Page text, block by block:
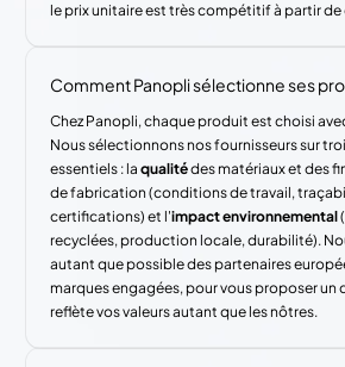
le prix unitaire est très compétitif à partir de
Comment Panopli sélectionne ses
Chez Panopli, chaque produit est choisi
Nous sélectionnons nos fournisseurs sur
essentiels : laqualitédes matériaux et des
de fabrication (conditions de travail,
certifications) et l'impact environnemental
recyclées, production locale, durabilité).
autant que possible des partenaires
marques engagées, pour vous proposer un
reflète vos valeurs autant que les nôtres.